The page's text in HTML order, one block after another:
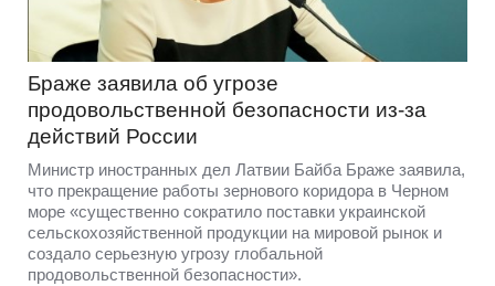
Браже заявила об угрозе
продовольственной безопасности из-за
действий России
Министр иностранных дел Латвии Байба Браже заявила,
что прекращение работы зернового коридора в Черном
море «существенно сократило поставки украинской
сельскохозяйственной продукции на мировой рынок и
создало серьезную угрозу глобальной
продовольственной безопасности».